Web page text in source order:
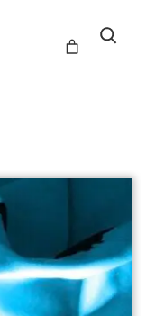
Buscar